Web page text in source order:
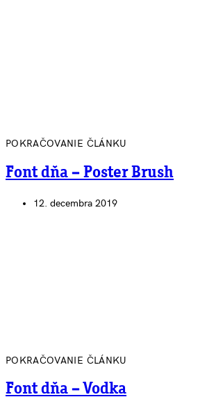
POKRAČOVANIE ČLÁNKU
Font dňa – Poster Brush
12. decembra 2019
POKRAČOVANIE ČLÁNKU
Font dňa – Vodka